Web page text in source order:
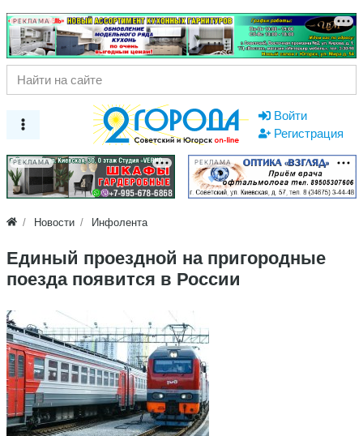
РЕКЛАМА
Войти
Регистрация
РЕКЛАМА РЕКЛАМА
Новости Инфолента
Единый проездной на пригородные
поезда появится в России